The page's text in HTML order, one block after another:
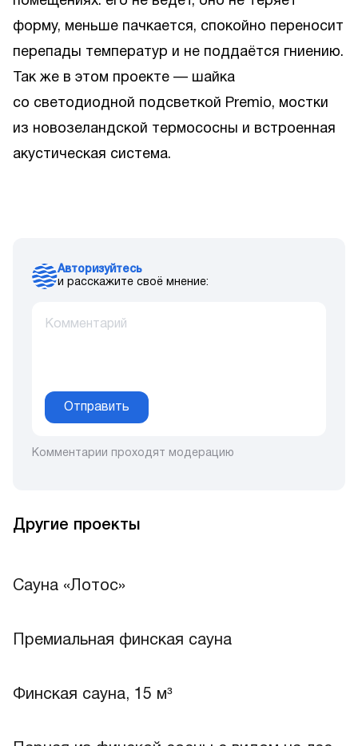
форму, меньше пачкается, спокойно переносит
перепады температур и не поддаётся гниению.
Так же в этом проекте — шайка
со светодиодной подсветкой Premio, мостки
из новозеландской термососны и встроенная
акустическая система.
Авторизуйтесь
и расскажите своё мнение:
Отправить
Комментарии проходят модерацию
Другие проекты
Сауна «Лотос»
Премиальная финская сауна
Финская сауна, 15 м³